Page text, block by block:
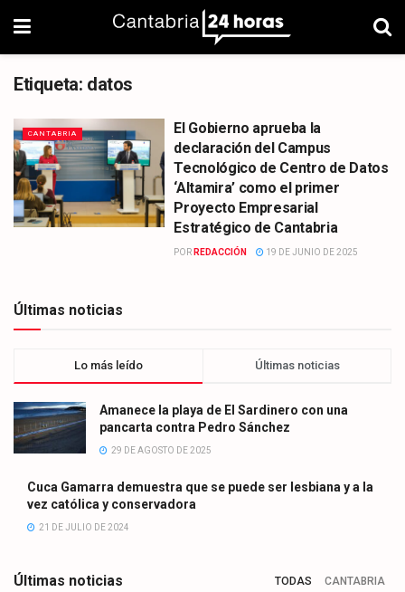
Etiqueta: datos
CANTABRIA
El Gobierno aprueba la
declaración del Campus
Tecnológico de Centro de Datos
‘Altamira’ como el primer
Proyecto Empresarial
Estratégico de Cantabria
POR REDACCIÓN 19 DE JUNIO DE 2025
Últimas noticias
Lo más leído Últimas noticias
Amanece la playa de El Sardinero con una
pancarta contra Pedro Sánchez
29 DE AGOSTO DE 2025
Cuca Gamarra demuestra que se puede ser lesbiana y a la
vez católica y conservadora
21 DE JULIO DE 2024
Últimas noticias TODAS CANTABRIA